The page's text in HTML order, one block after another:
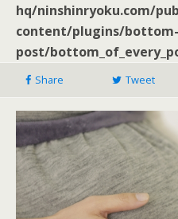
hq/ninshinryoku.com/
content/plugins/
post/
Share Tweet